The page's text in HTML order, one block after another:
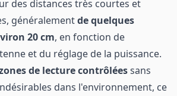
des distances très courtes et
généralementde quelques
20 cm, en fonction de
et du réglage de la puissance.
de lecture contrôléessans
dans l'environnement, ce